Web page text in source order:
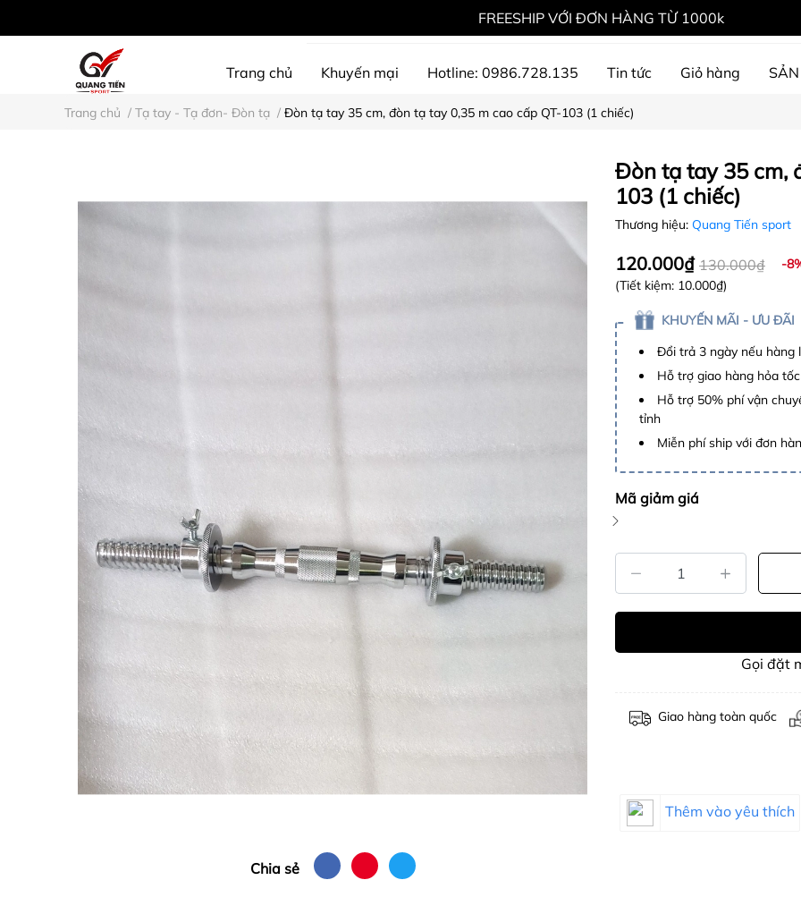
FREESHIP VỚI ĐƠN HÀNG TỪ 1000k
Trang chủ Khuyến mại Hotline: 0986.728.135 Tin tức Giỏ hàng
Trang chủ / Tạ tay - Tạ đơn- Đòn tạ / Đòn tạ tay 35 cm, đòn tạ tay 0,35 m cao cấp QT-103 (1 chiếc)
Chia sẻ
Đòn tạ tay 35 cm,
103 (1 chiếc)
Thương hiệu: Quang Tiến sport
120.000₫ 130.000₫
-
(Tiết kiệm: 10.000₫)
KHUYẾN MÃI - ƯU ĐÃI
Đổi trả 3 ngày nếu hàng
Hỗ trợ giao hàng hỏa
Hỗ trợ 50% phí vận
tỉnh
Miễn phí ship với đơn
Mã giảm giá
Gọi đặt
Giao hàng toàn quốc
Thêm vào yêu thích